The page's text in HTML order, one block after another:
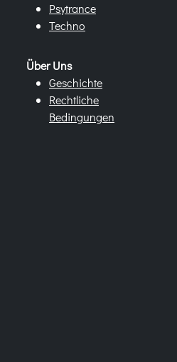
Psytrance
Techno
Über Uns
Geschichte
Rechtliche
Bedingungen